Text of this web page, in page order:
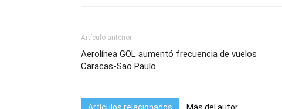
Artículo anterior
Aerolínea GOL aumentó frecuencia de vuelos
Caracas-Sao Paulo